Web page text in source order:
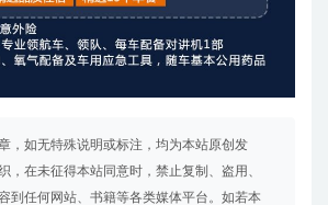
，如无特殊说明或标注，均为本站原创发
，在未征得本站同意时，禁止复制、盗用、
到任何网站、书籍等各类媒体平台。如若本